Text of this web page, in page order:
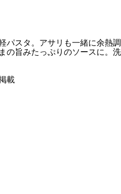
パスタ。アサリも一緒に余熱調
の旨みたっぷりのソースに。洗
載